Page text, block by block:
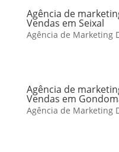
Agência de
Vendas em Seixal
Agência de Marketing
Agência de
Vendas em
Agência de Marketing